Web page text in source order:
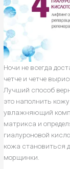
Ночи не всегда
четче и четче
Лучший способ
это наполнить
увлажняющий
матрикса и
гиалуроновой
кожа становиться
морщинки.